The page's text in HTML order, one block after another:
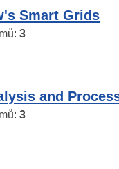
Smart Grids
3
and
3